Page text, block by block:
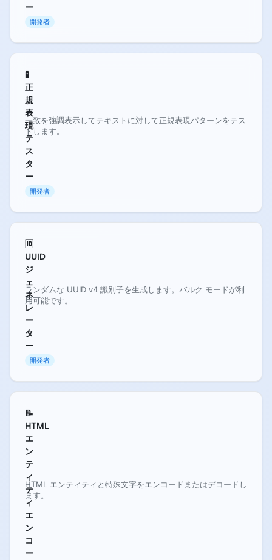
ー
開発者
🧪
正
規
表
現
テ
ス
タ
ー
一致を強調表示してテキストに対して正規表現パターンをテス
トします。
開発者
🆔
UUID
ジ
ェ
ネ
レ
ー
タ
ー
ランダムな UUID v4 識別子を生成します。バルク モードが利
用可能です。
開発者
📝
HTML
エ
ン
テ
ィ
テ
ィ
エ
ン
コ
ー
HTML エンティティと特殊文字をエンコードまたはデコードし
ます。